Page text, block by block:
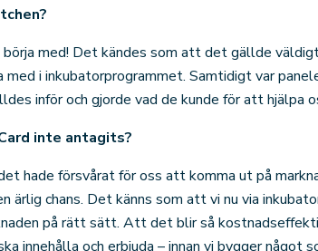
med! Det kändes som att det gällde
med i inkubatorprogrammet. Samtidigt var
inför och gjorde vad de kunde för att hjälpa
inte antagits?
hade försvårat för oss att komma ut på
ärlig chans. Det känns som att vi nu via
på rätt sätt. Att det blir så
innehålla och erbjuda – innan vi bygger något